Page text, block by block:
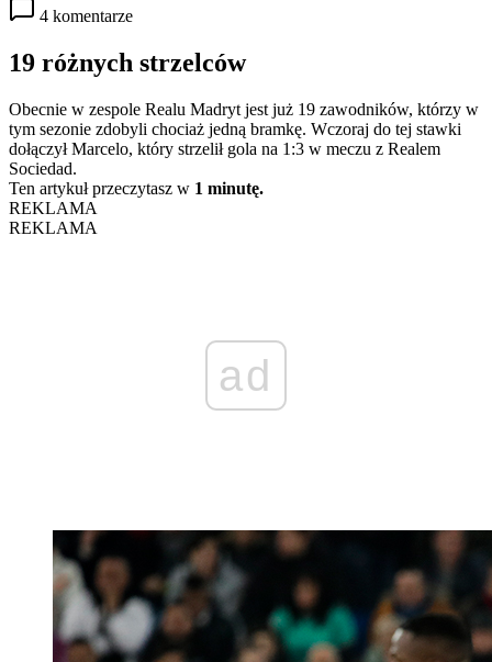
4 komentarze
19 różnych strzelców
Obecnie w zespole Realu Madryt jest już 19 zawodników, którzy w
tym sezonie zdobyli chociaż jedną bramkę. Wczoraj do tej stawki
dołączył Marcelo, który strzelił gola na 1:3 w meczu z Realem
Sociedad.
Ten artykuł przeczytasz w 1 minutę.
REKLAMA
REKLAMA
ad